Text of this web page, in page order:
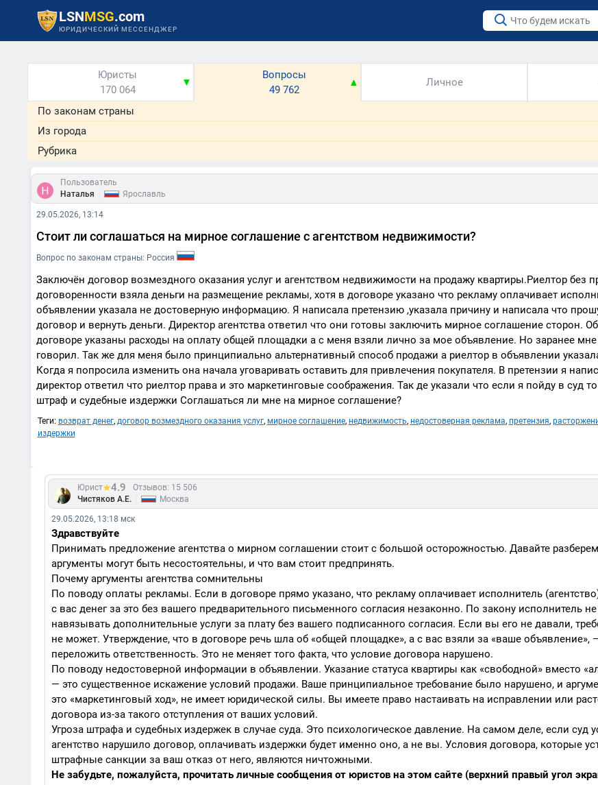
LSNMSG.com
ЮРИДИЧЕСКИЙ МЕССЕНДЖЕР
Юристы
170 064
▼
Вопросы
49 762
▲ Личное
По законам страны
Из города
Рубрика
Пользователь
Наталья
Ярославль
29.05.2026, 13:14
Стоит ли соглашаться на мирное соглашение с агентством недвижимости?
Вопрос по законам страны: Россия
Заключён договор возмездного оказания услуг и агентством недвижимости на продажу квартиры.Риелтор без
договоренности взяла деньги на размещение рекламы, хотя в договоре указано что рекламу оплачивает
объявлении указала не достоверную информацию. Я написала претензию ,указала причину и написала что
договор и вернуть деньги. Директор агентства ответил что они готовы заключить мирное соглашение сторон.
договоре указаны расходы на оплату общей площадки а с меня взяли лично за мое объявление. Но заранее
говорил. Так же для меня было принципиально альтернативный способ продажи а риелтор в объявлении
Когда я попросила изменить она начала уговаривать оставить для привлечения покупателя. В претензии я
директор ответил что риелтор права и это маркетинговые соображения. Так де указали что если я пойду в суд
штраф и судебные издержки Соглашаться ли мне на мирное соглашение?
Теги: возврат денег, договор возмездного оказания услуг, мирное соглашение, недвижимость, недостоверная реклама, претензия,
издержки
Юрист 4.9
Отзывов: 15 506
Чистяков А.Е.
Москва
29.05.2026, 13:18 мск
Здравствуйте
Принимать предложение агентства о мирном соглашении стоит с большой осторожностью. Давайте
аргументы могут быть несостоятельны, и что вам стоит предпринять.
Почему аргументы агентства сомнительны
По поводу оплаты рекламы. Если в договоре прямо указано, что рекламу оплачивает исполнитель
с вас денег за это без вашего предварительного письменного согласия незаконно. По закону исполнитель
навязывать дополнительные услуги за плату без вашего подписанного согласия. Если вы его не давали,
не может. Утверждение, что в договоре речь шла об «общей площадке», а с вас взяли за «ваше объявление»,
переложить ответственность. Это не меняет того факта, что условие договора нарушено.
По поводу недостоверной информации в объявлении. Указание статуса квартиры как «свободной» вместо
— это существенное искажение условий продажи. Ваше принципиальное требование было нарушено, и
это «маркетинговый ход», не имеет юридической силы. Вы имеете право настаивать на исправлении или
договора из-за такого отступления от ваших условий.
Угроза штрафа и судебных издержек в случае суда. Это психологическое давление. На самом деле, если суд
агентство нарушило договор, оплачивать издержки будет именно оно, а не вы. Условия договора, которые
штрафные санкции за ваш отказ от него, являются ничтожными.
Не забудьте, пожалуйста, прочитать личные сообщения от юристов на этом сайте (верхний правый угол